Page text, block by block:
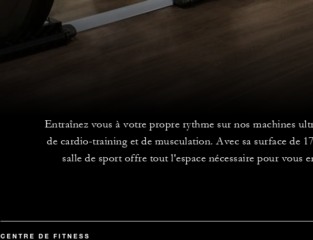
Entraînez vous à votre propre rythme sur nos machines
de cardio-training et de musculation. Avec sa surface de
salle de sport offre tout l'espace nécessaire pour vous
CENTRE DE FITNESS